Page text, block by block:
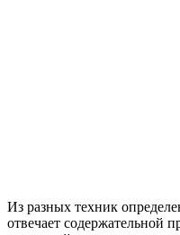
Из разных техник
отвечает содержательной